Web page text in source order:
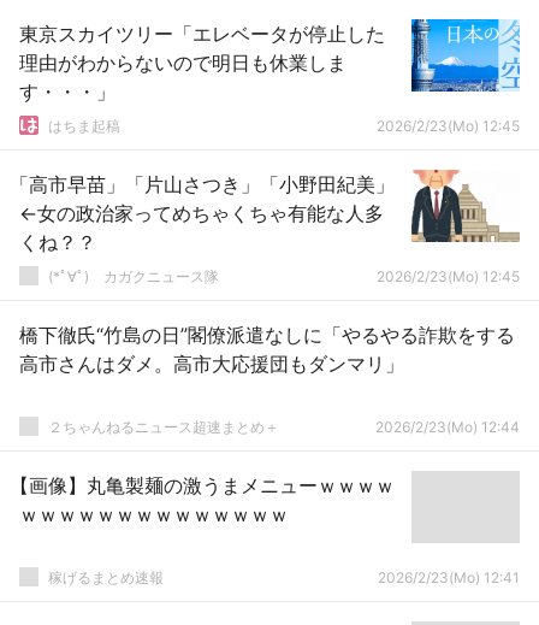
東京スカイツリー「エレベータが停止した
理由がわからないので明日も休業しま
す・・・」
はちま起稿 2026/2/23(Mo) 12:45
「高市早苗」「片山さつき」「小野田紀美」
←女の政治家ってめちゃくちゃ有能な人多
くね？？
(*ﾟ∀ﾟ)ゞカガクニュース隊 2026/2/23(Mo) 12:45
橋下徹氏“竹島の日”閣僚派遣なしに「やるやる詐欺をする
高市さんはダメ。高市大応援団もダンマリ」
２ちゃんねるニュース超速まとめ＋ 2026/2/23(Mo) 12:44
【画像】丸亀製麺の激うまメニューｗｗｗｗ
ｗｗｗｗｗｗｗｗｗｗｗｗｗｗ
稼げるまとめ速報 2026/2/23(Mo) 12:41